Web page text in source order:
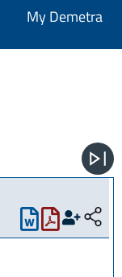
My Demetra